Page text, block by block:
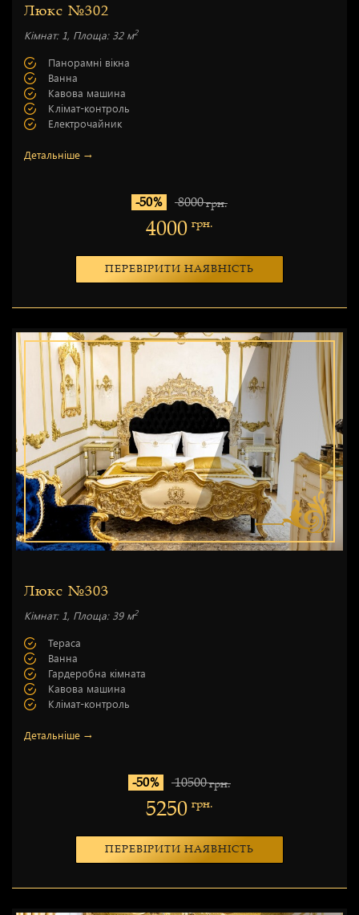
Люкс №302
Кімнат: 1, Площа: 32 м2
Панорамні вікна
Ванна
Кавова машина
Клімат-контроль
Електрочайник
Детальніше →
-50% 8000грн.
4000 грн.
ПЕРЕВІРИТИ НАЯВНІСТЬ
Люкс №303
Кімнат: 1, Площа: 39 м2
Тераса
Ванна
Гардеробна кімната
Кавова машина
Клімат-контроль
Детальніше →
-50% 10500грн.
5250 грн.
ПЕРЕВІРИТИ НАЯВНІСТЬ